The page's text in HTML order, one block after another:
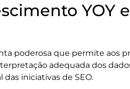
YOY
poderosa que permite aos
adequada dos
iniciativas de SEO.